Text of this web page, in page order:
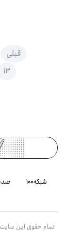
قبلی
۱۳
شبکه۱۰۰
تمام حقوق این